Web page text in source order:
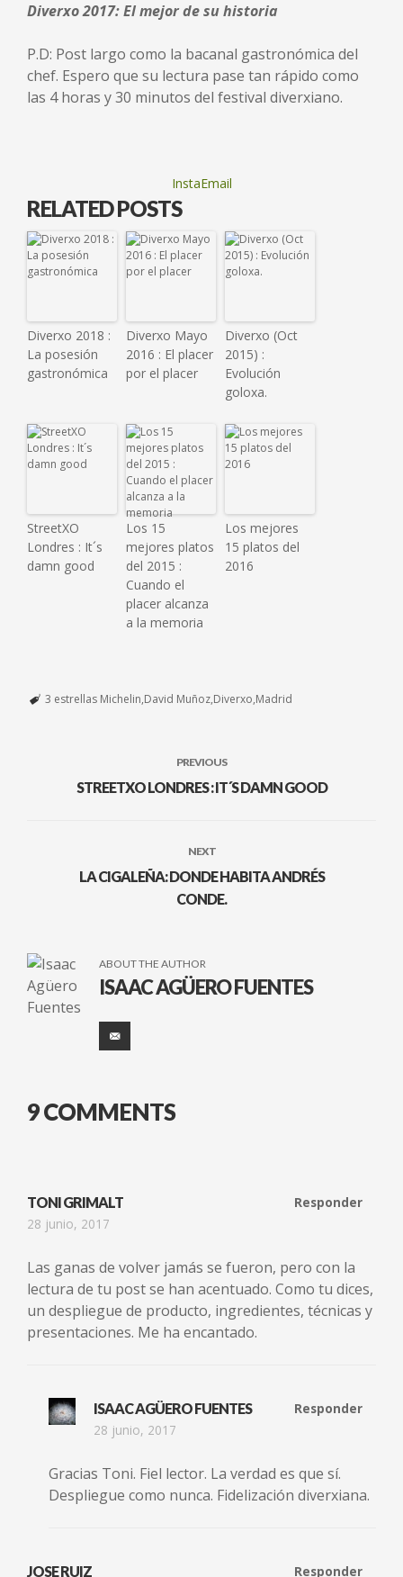
Diverxo 2017: El mejor de su historia
P.D: Post largo como la bacanal gastronómica del
chef. Espero que su lectura pase tan rápido como
las 4 horas y 30 minutos del festival diverxiano.
InstaEmail
RELATED POSTS
Diverxo 2018 :
La posesión
gastronómica
Diverxo Mayo
2016 : El placer
por el placer
Diverxo (Oct
2015) :
Evolución
goloxa.
StreetXO
Londres : It´s
damn good
Los 15
mejores platos
del 2015 :
Cuando el
placer alcanza
a la memoria
Los mejores
15 platos del
2016
3 estrellas Michelin David Muñoz Diverxo Madrid
PREVIOUS
STREETXO LONDRES : IT´S DAMN GOOD
NEXT
LA CIGALEÑA: DONDE HABITA ANDRÉS
CONDE.
ABOUT THE AUTHOR
ISAAC AGÜERO FUENTES
9 COMMENTS
TONI GRIMALT
28 junio, 2017
Responder
Las ganas de volver jamás se fueron, pero con la
lectura de tu post se han acentuado. Como tu dices,
un despliegue de producto, ingredientes, técnicas y
presentaciones. Me ha encantado.
ISAAC AGÜERO FUENTES
28 junio, 2017
Responder
Gracias Toni. Fiel lector. La verdad es que sí.
Despliegue como nunca. Fidelización diverxiana.
JOSE RUIZ Responder